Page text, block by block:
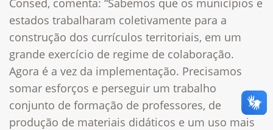
estados trabalharam coletivamente para a
construção dos currículos territoriais, em um
grande exercício de regime de colaboração.
Agora é a vez da implementação. Precisamos
somar esforços e perseguir um trabalho
conjunto de formação de professores, de
produção de materiais didáticos e um uso mais